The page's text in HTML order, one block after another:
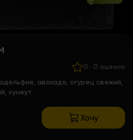
0 · 0 оценок
авокадо, огурец свежий,
кунжут
Хочу